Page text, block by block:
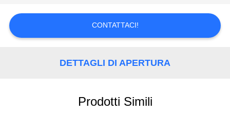
RICHIEDA
UNA
CITAZIONE
CONTATTACI!
DETTAGLI DI APERTURA
Prodotti Simili